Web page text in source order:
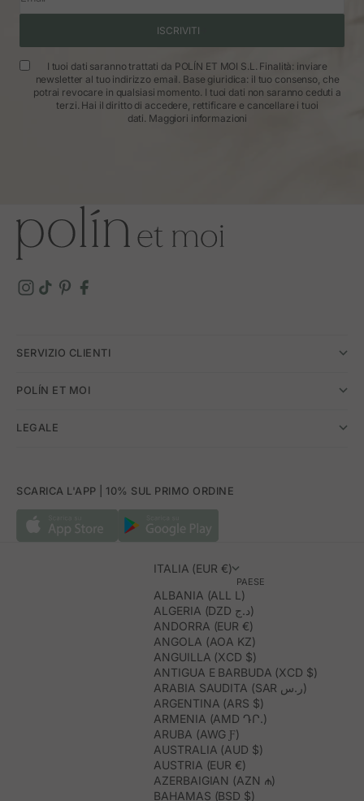
ISCRIVITI
I tuoi dati saranno trattati da POLÍN ET MOI S.L. Finalità: inviare
newsletter al tuo indirizzo email. Base giuridica: il tuo consenso, che
potrai revocare in qualsiasi momento. I tuoi dati non saranno ceduti a
terzi. Hai il diritto di accedere, rettificare e cancellare i tuoi
dati. Maggiori informazioni
SERVIZIO CLIENTI
POLÍN ET MOI
LEGALE
SCARICA L'APP | 10% SUL PRIMO ORDINE
ITALIA (EUR €)
PAESE
ALBANIA (ALL L)
ALGERIA (DZD د.ج)
ANDORRA (EUR €)
ANGOLA (AOA KZ)
ANGUILLA (XCD $)
ANTIGUA E BARBUDA (XCD $)
ARABIA SAUDITA (SAR ر.س)
ARGENTINA (ARS $)
ARMENIA (AMD ԴՐ.)
ARUBA (AWG Ƒ)
AUSTRALIA (AUD $)
AUSTRIA (EUR €)
AZERBAIGIAN (AZN ₼)
BAHAMAS (BSD $)